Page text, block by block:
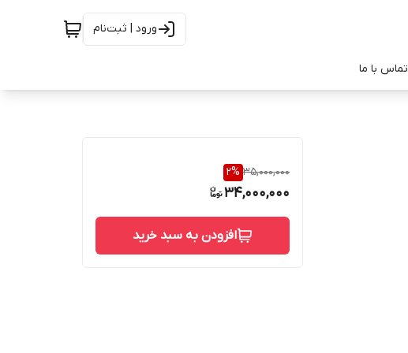
ورود | ثبت‌نام
تماس با ما
35,000,000
2%
34,000,000
افزودن به سبد خرید